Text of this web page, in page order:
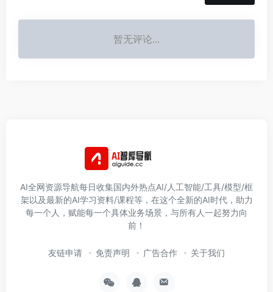
暂无评论...
AI全网资源导航每日收集国内外热点AI/人工智能/工具/模型/框
架以及最新的AI学习资料/课程等，在这个全新的AI时代，助力
每一个人，赋能每一个具体业务场景，与所有人一起努力向
前！
友链申请 免责声明 广告合作 关于我们